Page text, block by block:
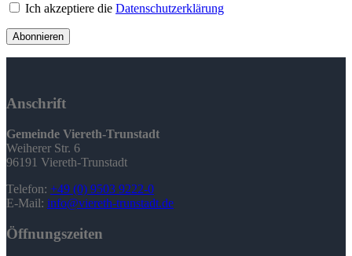
Ich akzeptiere die Datenschutzerklärung
Abonnieren
Anschrift
Gemeinde Viereth-Trunstadt
Weiherer Str. 6
96191 Viereth-Trunstadt
Telefon: +49 (0) 9503 9222-0
E-Mail: info@viereth-trunstadt.de
Öffnungszeiten